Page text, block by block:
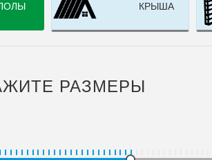
КРЫША
РАЗМЕРЫ